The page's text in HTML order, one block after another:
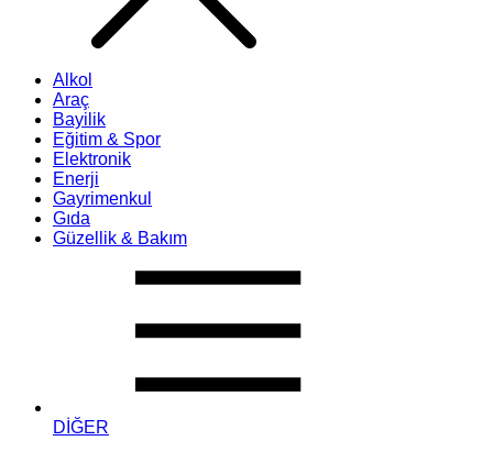
Alkol
Araç
Bayilik
Eğitim & Spor
Elektronik
Enerji
Gayrimenkul
Gıda
Güzellik & Bakım
DİĞER